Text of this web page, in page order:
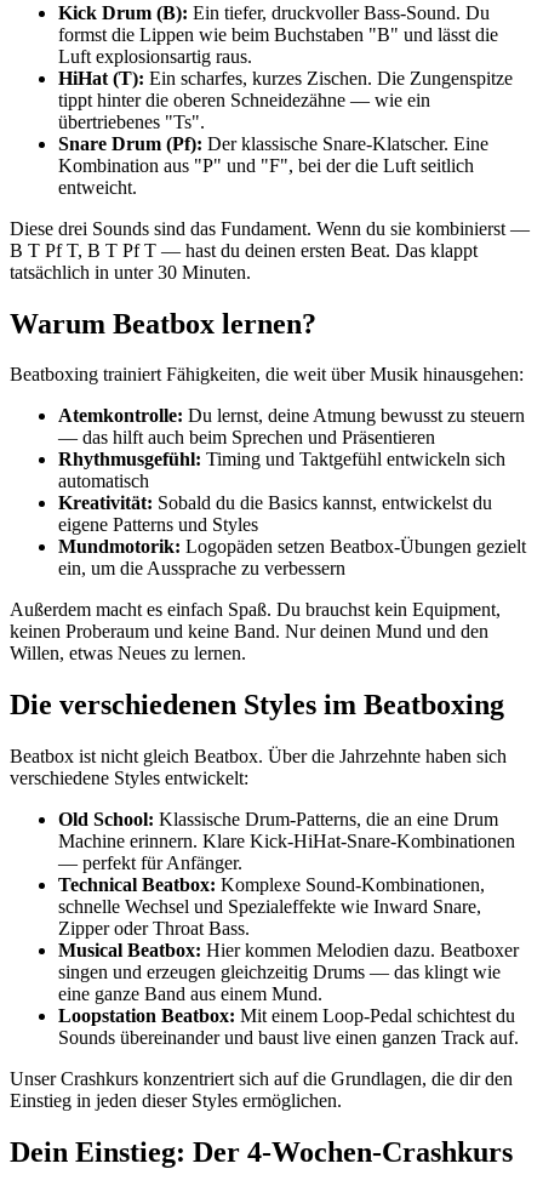
Kick Drum (B): Ein tiefer, druckvoller Bass-Sound. Du
formst die Lippen wie beim Buchstaben "B" und lässt die
Luft explosionsartig raus.
HiHat (T): Ein scharfes, kurzes Zischen. Die Zungenspitze
tippt hinter die oberen Schneidezähne — wie ein
übertriebenes "Ts".
Snare Drum (Pf): Der klassische Snare-Klatscher. Eine
Kombination aus "P" und "F", bei der die Luft seitlich
entweicht.
Diese drei Sounds sind das Fundament. Wenn du sie kombinierst —
B T Pf T, B T Pf T — hast du deinen ersten Beat. Das klappt
tatsächlich in unter 30 Minuten.
Warum Beatbox lernen?
Beatboxing trainiert Fähigkeiten, die weit über Musik hinausgehen:
Atemkontrolle: Du lernst, deine Atmung bewusst zu steuern
— das hilft auch beim Sprechen und Präsentieren
Rhythmusgefühl: Timing und Taktgefühl entwickeln sich
automatisch
Kreativität: Sobald du die Basics kannst, entwickelst du
eigene Patterns und Styles
Mundmotorik: Logopäden setzen Beatbox-Übungen gezielt
ein, um die Aussprache zu verbessern
Außerdem macht es einfach Spaß. Du brauchst kein Equipment,
keinen Proberaum und keine Band. Nur deinen Mund und den
Willen, etwas Neues zu lernen.
Die verschiedenen Styles im Beatboxing
Beatbox ist nicht gleich Beatbox. Über die Jahrzehnte haben sich
verschiedene Styles entwickelt:
Old School: Klassische Drum-Patterns, die an eine Drum
Machine erinnern. Klare Kick-HiHat-Snare-Kombinationen
— perfekt für Anfänger.
Technical Beatbox: Komplexe Sound-Kombinationen,
schnelle Wechsel und Spezialeffekte wie Inward Snare,
Zipper oder Throat Bass.
Musical Beatbox: Hier kommen Melodien dazu. Beatboxer
singen und erzeugen gleichzeitig Drums — das klingt wie
eine ganze Band aus einem Mund.
Loopstation Beatbox: Mit einem Loop-Pedal schichtest du
Sounds übereinander und baust live einen ganzen Track auf.
Unser Crashkurs konzentriert sich auf die Grundlagen, die dir den
Einstieg in jeden dieser Styles ermöglichen.
Dein Einstieg: Der 4-Wochen-Crashkurs